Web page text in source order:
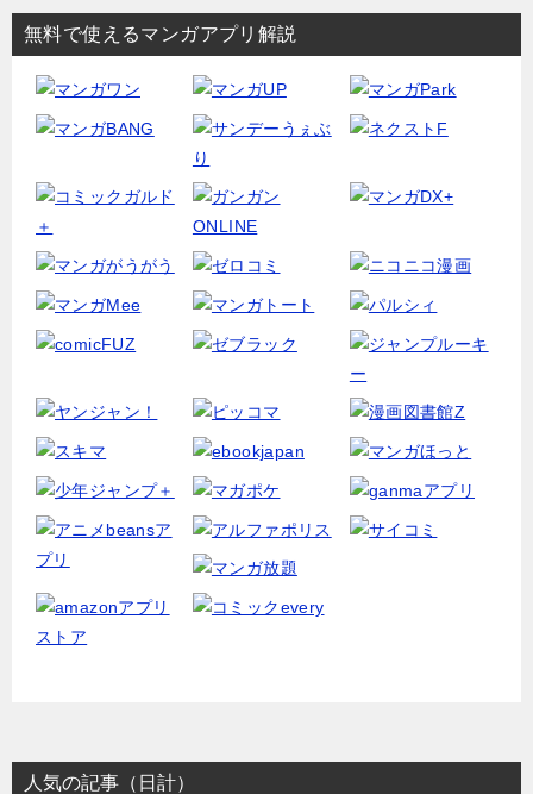
無料で使えるマンガアプリ解説
人気の記事（日計）